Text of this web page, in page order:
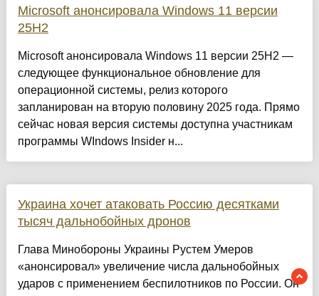
Microsoft анонсировала Windows 11 версии
25H2
Microsoft анонсировала Windows 11 версии 25H2 —
следующее функциональное обновление для
операционной системы, релиз которого
запланирован на вторую половину 2025 года. Прямо
сейчас новая версия системы доступна участникам
программы WIndows Insider н...
Украина хочет атаковать Россию десятками
тысяч дальнобойных дронов
Глава Минобороны Украины Рустем Умеров
«анонсировал» увеличение числа дальнобойных
ударов с применением беспилотников по России. Он